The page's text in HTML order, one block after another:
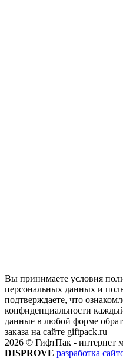
Вы принимаете условия
персональных данных и
подтверждаете, что
конфиденциальности каждый
данные в любой форме
заказа на сайте giftpack.ru
2026 © ГифтПак - интернет
DISPROVE разработка